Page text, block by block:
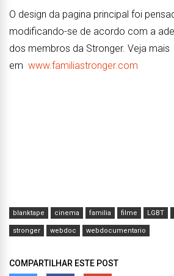
O design da pagina principal foi
modificando-se de acordo com a
dos membros da Stronger. Veja mais
em www.familiastronger.com
blanktape cinema familia filme LGBT
stronger webdoc webdocumentario
COMPARTILHAR ESTE POST